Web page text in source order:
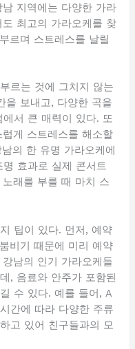
지역에는 다양한 가라
최고의 가라오케를 찾
르며 스트레스를 날릴
르는 것에 그치지 않는
을 보내고, 다양한 곡을
서 큰 매력이 있다. 또
게 스트레스를 해소할
의 한 유명 가라오케에
효과로 실제 콘서트
래를 부를 때 마치 스
팁이 있다. 먼저, 예약
비기 때문에 미리 예약
남의 인기 가라오케들
, 음료와 안주가 포함된
수 있다. 예를 들어, A
간에 따라 다양한 주류
고 있어 친구들과의 모